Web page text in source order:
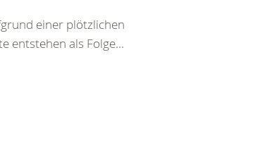
einer plötzlichen
entstehen als Folge...